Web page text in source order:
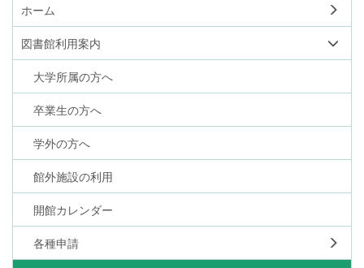
ホーム
図書館利用案内
大学所属の方へ
卒業生の方へ
学外の方へ
館外施設の利用
開館カレンダー
各種申請